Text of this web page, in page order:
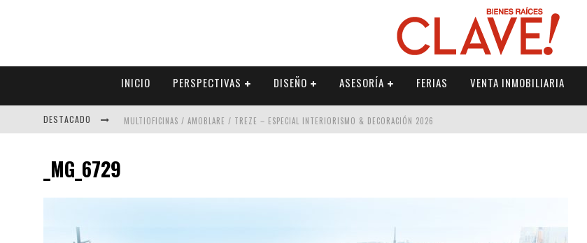
INICIO PERSPECTIVAS DISEÑO ASESORÍA FERIAS VENTA INMOBILIARIA
DESTACADO MULTIOFICINAS / AMOBLARE / TREZE – ESPECIAL INTERIORISMO & DECORACIÓN 2026
_MG_6729